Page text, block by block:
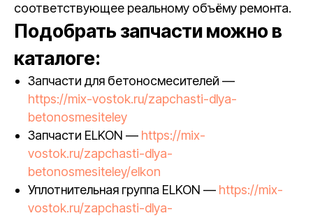
соответствующее реальному объёму ремонта.
Подобрать запчасти можно в
каталоге:
Запчасти для бетоносмесителей —
https://mix-vostok.ru/zapchasti-dlya-
betonosmesiteley
Запчасти ELKON — https://mix-
vostok.ru/zapchasti-dlya-
betonosmesiteley/elkon
Уплотнительная группа ELKON — https://mix-
vostok.ru/zapchasti-dlya-